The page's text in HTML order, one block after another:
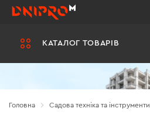
КАТАЛОГ ТОВАРІВ
Головна Садова техніка та інструменти